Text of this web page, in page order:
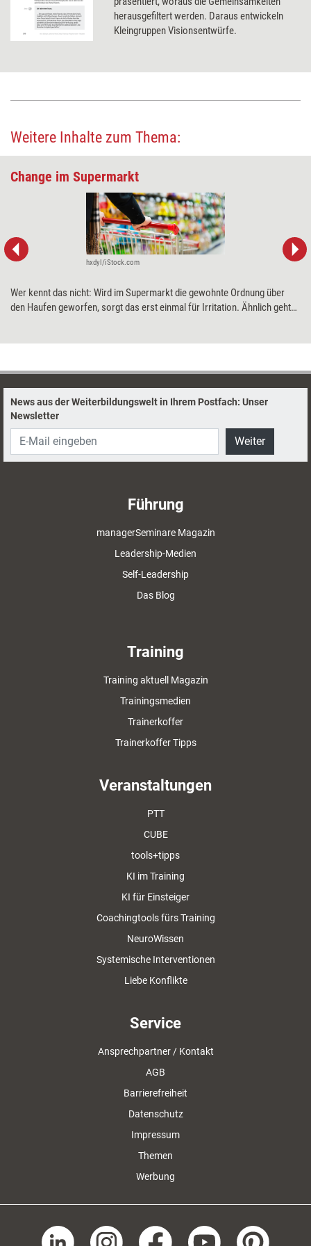
herausgefiltert werden. Daraus entwickeln
Kleingruppen Visionsentwürfe.
Weitere Inhalte zum Thema:
Change im Supermarkt
hxdyl/iStock.com
Wer kennt das nicht: Wird im Supermarkt die gewohnte Ordnung über
den Haufen geworfen, sorgt das erst einmal für Irritation. Ähnlich geht
News aus der Weiterbildungswelt in Ihrem Postfach: Unser
Newsletter
Weiter
Führung
managerSeminare Magazin
Leadership-Medien
Self-Leadership
Das Blog
Training
Training aktuell Magazin
Trainingsmedien
Trainerkoffer
Trainerkoffer Tipps
Veranstaltungen
PTT
CUBE
tools+tipps
KI im Training
KI für Einsteiger
Coachingtools fürs Training
NeuroWissen
Systemische Interventionen
Liebe Konflikte
Service
Ansprechpartner / Kontakt
AGB
Barrierefreiheit
Datenschutz
Impressum
Themen
Werbung